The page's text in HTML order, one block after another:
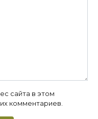
сайта в этом
комментариев.